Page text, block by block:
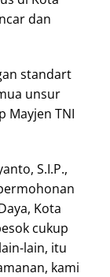
dan
standart
unsur
Mayjen TNI
S.I.P.,
Kota
cukup
lain, itu
kami